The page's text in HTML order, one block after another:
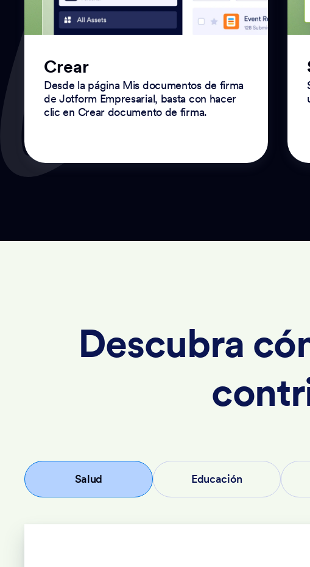
Crear
Desde la página Mis documentos de firma
de Jotform Empresarial, basta con hacer
clic en Crear documento de firma.
Descubra
Salud Educación